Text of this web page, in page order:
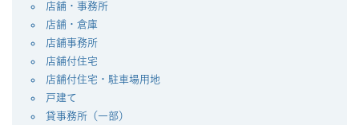
店舗・事務所
店舗・倉庫
店舗事務所
店舗付住宅
店舗付住宅・駐車場用地
戸建て
貸事務所（一部）